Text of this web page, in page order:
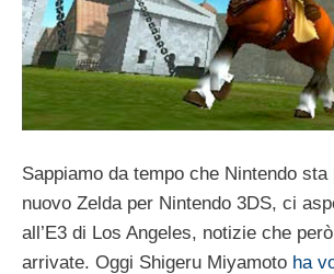
Sappiamo da tempo che Nintendo sta
nuovo Zelda per Nintendo 3DS, ci
all’E3 di Los Angeles, notizie che
arrivate. Oggi Shigeru Miyamoto ha